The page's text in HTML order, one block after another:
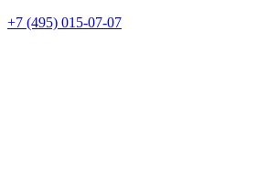
+7 (495) 015-07-07